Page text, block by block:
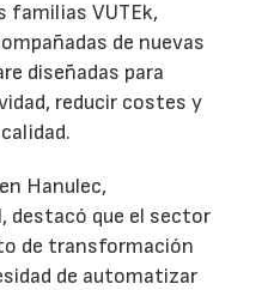
familias VUTEk,
de nuevas
diseñadas para
reducir costes y
Hanulec,
destacó que el sector
de transformación
de automatizar